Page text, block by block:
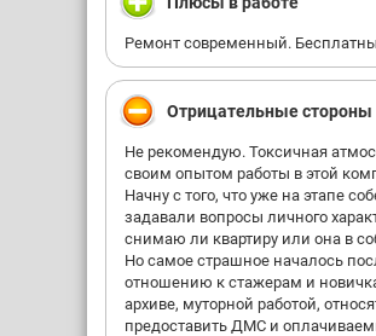
Ремонт современный.
Отрицательные стороны
Не рекомендую. Токсичная
своим опытом работы в этой
Начну с того, что уже на этапе
задавали вопросы личного
снимаю ли квартиру или она в
Но самое страшное началось
отношению к стажерам и
архиве, муторной работой,
предоставить ДМС и